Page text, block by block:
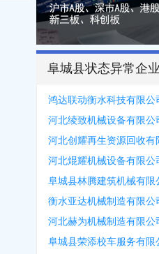
阜城县状态异常企
鸿达联动衡水科技有限公
河北绫致机械设备有限公
河北创耀再生资源回收有
河北焜耀机械设备有限公
阜城县林腾建筑机械有限
衡水亚达机械制造有限公
河北赫为机械制造有限公
阜城县荣添校车服务有限